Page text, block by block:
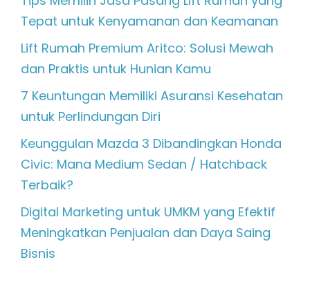
Tepat untuk Kenyamanan dan Keamanan
Lift Rumah Premium Aritco: Solusi Mewah
dan Praktis untuk Hunian Kamu
7 Keuntungan Memiliki Asuransi Kesehatan
untuk Perlindungan Diri
Keunggulan Mazda 3 Dibandingkan Honda
Civic: Mana Medium Sedan / Hatchback
Terbaik?
Digital Marketing untuk UMKM yang Efektif
Meningkatkan Penjualan dan Daya Saing
Bisnis